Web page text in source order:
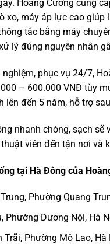
Hoàng Cường cung
xo, máy áp lực cao
tắc bằng máy
lý đúng nguyên nhân
phục vụ 24/7,
– 600.000 VNĐ tùy
lên đến 5 năm, hỗ trợ
nhanh chóng, sạch
viên đến tận nơi và
tại Hà Đông của
Phường Quang
Phường Dương Nội, Hà
Phường Mộ Lao, Hà